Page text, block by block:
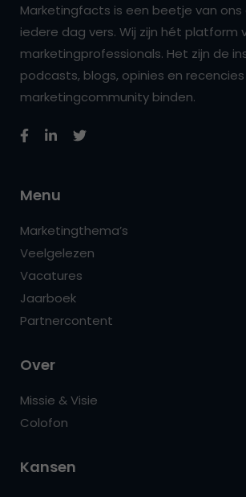
Marketingfacts is een beetje van ons
iedere dag vers. Wij zijn hét platform
marketingprofessionals. Het zijn de
podcasts, blogs, opinies en
marketingcommunity binden.
Menu
Marketingthema’s
Veelgelezen
Vacatures
Jaarboek
Partnercontent
Over
Missie & Visie
Colofon
Kansen